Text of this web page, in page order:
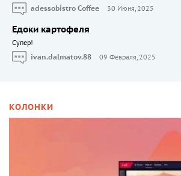
adessobistro Coffee
30 Июня, 2025
Едоки картофеля
Cупер!
ivan.dalmatov.88
09 Февраля, 2025
КОЛОНКИ